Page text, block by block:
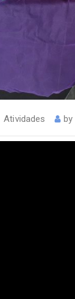
Atividades by